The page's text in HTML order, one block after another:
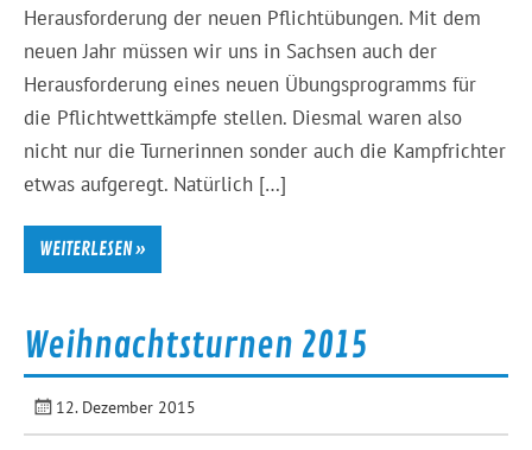
Herausforderung der neuen Pflichtübungen. Mit dem
neuen Jahr müssen wir uns in Sachsen auch der
Herausforderung eines neuen Übungsprogramms für
die Pflichtwettkämpfe stellen. Diesmal waren also
nicht nur die Turnerinnen sonder auch die Kampfrichter
etwas aufgeregt. Natürlich […]
WEITERLESEN »
Weihnachtsturnen 2015
12. Dezember 2015